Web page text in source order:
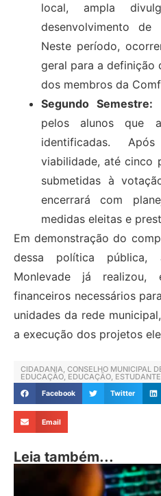
local, ampla
desenvolvimento de
Neste período,
geral para a definição
dos membros da
Segundo Semestre:
pelos alunos que
identificadas.
viabilidade, até cinco
submetidas à
encerrará com
medidas eleitas e
Em demonstração do
dessa política
Monlevade já realizou,
financeiros necessários
unidades da rede
a execução dos projetos
CIDADANIA CONSELHO MUNICIPAL
EDUCAÇÃO, EDUCAÇÃO
Facebook Twitter
Email
Leia também...